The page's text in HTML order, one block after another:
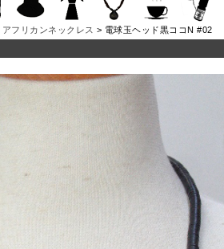
アフリカンネックレス > 電球玉ヘッド黒ココN #02